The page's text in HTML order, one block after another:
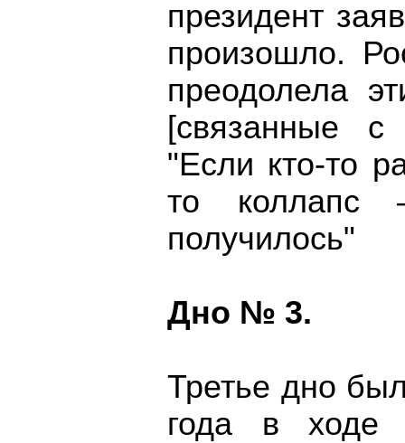
президент
произошло.
преодолела
[связанные
"Если кто-то
то коллапс
получилось"
Дно № 3.
Третье дно
года в ходе